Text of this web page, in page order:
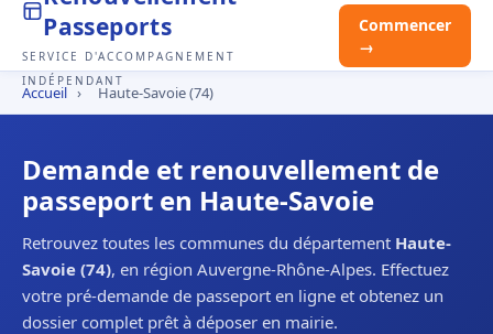
Passeports
SERVICE D'ACCOMPAGNEMENT
INDÉPENDANT
Commencer
→
Accueil › Haute-Savoie (74)
Demande et renouvellement de
passeport en Haute-Savoie
Retrouvez toutes les communes du département Haute-
Savoie (74), en région Auvergne-Rhône-Alpes. Effectuez
votre pré-demande de passeport en ligne et obtenez un
dossier complet prêt à déposer en mairie.